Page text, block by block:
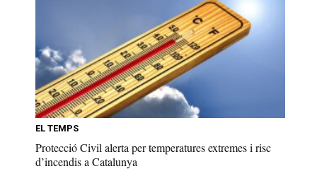
EL TEMPS
Protecció Civil alerta per temperatures extremes i risc
d’incendis a Catalunya